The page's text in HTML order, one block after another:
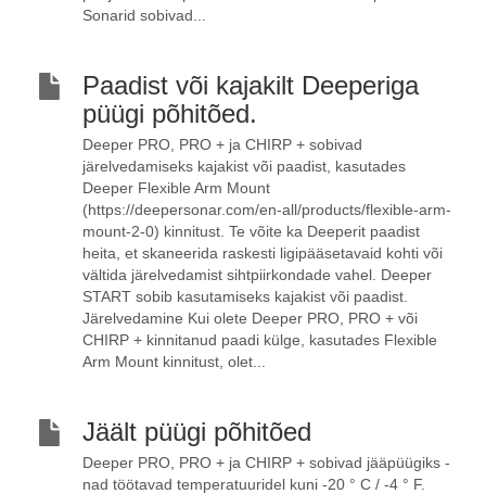
Sonarid sobivad...
Paadist või kajakilt Deeperiga
püügi põhitõed.
Deeper PRO, PRO + ja CHIRP + sobivad
järelvedamiseks kajakist või paadist, kasutades
Deeper Flexible Arm Mount
(https://deepersonar.com/en-all/products/flexible-arm-
mount-2-0) kinnitust. Te võite ka Deeperit paadist
heita, et skaneerida raskesti ligipääsetavaid kohti või
vältida järelvedamist sihtpiirkondade vahel. Deeper
START sobib kasutamiseks kajakist või paadist.
Järelvedamine Kui olete Deeper PRO, PRO + või
CHIRP + kinnitanud paadi külge, kasutades Flexible
Arm Mount kinnitust, olet...
Jäält püügi põhitõed
Deeper PRO, PRO + ja CHIRP + sobivad jääpüügiks -
nad töötavad temperatuuridel kuni -20 ° C / -4 ° F.